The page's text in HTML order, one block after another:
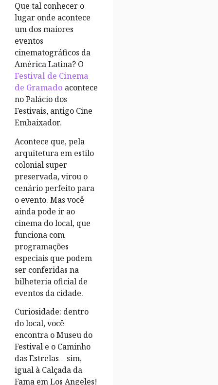
Que tal conhecer o
lugar onde acontece
um dos maiores
eventos
cinematográficos da
América Latina? O
Festival de Cinema
de Gramado acontece
no Palácio dos
Festivais, antigo Cine
Embaixador.
Acontece que, pela
arquitetura em estilo
colonial super
preservada, virou o
cenário perfeito para
o evento. Mas você
ainda pode ir ao
cinema do local, que
funciona com
programações
especiais que podem
ser conferidas na
bilheteria oficial de
eventos da cidade.
Curiosidade: dentro
do local, você
encontra o Museu do
Festival e o Caminho
das Estrelas – sim,
igual à Calçada da
Fama em Los Angeles!